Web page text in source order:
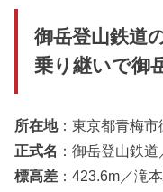
御岳登山鉄道
乗り継いで御
所在地：東京都青梅市
正式名 ：御岳登山鉄
標高差 ：423.6m／滝